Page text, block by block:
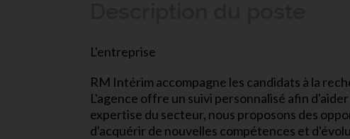
L'entreprise
RM Intérim accompagne les candidats à la
L'agence offre un suivi personnalisé afin
expertise du secteur, nous proposons des
d'acquérir de nouvelles compétences et